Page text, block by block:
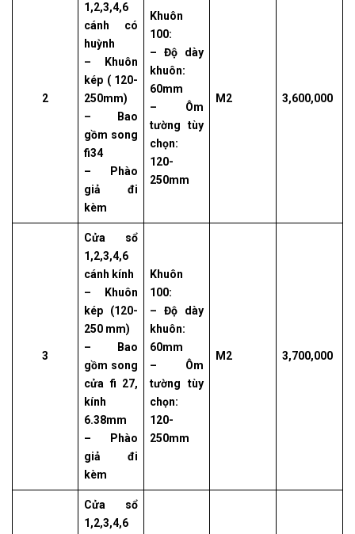
2
1,2,3,4,6
cánh có
huỳnh
– Khuôn
kép ( 120-
250mm)
– Bao
gồm song
fi34
– Phào
giả đi
kèm
Khuôn
100:
– Độ dày
khuôn:
60mm
– Ôm
tường tùy
chọn:
120-
250mm
M2 3,600,000
3
Cửa sổ
1,2,3,4,6
cánh kính
– Khuôn
kép (120-
250 mm)
– Bao
gồm song
cửa fi 27,
kính
6.38mm
– Phào
giả đi
kèm
Khuôn
100:
– Độ dày
khuôn:
60mm
– Ôm
tường tùy
chọn:
120-
250mm
M2 3,700,000
Cửa sổ
1,2,3,4,6